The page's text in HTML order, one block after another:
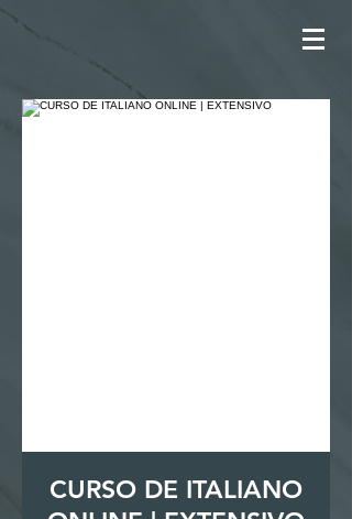
CURSO DE ITALIANO